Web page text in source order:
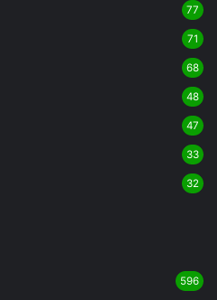
77
71
68
48
47
33
32
596